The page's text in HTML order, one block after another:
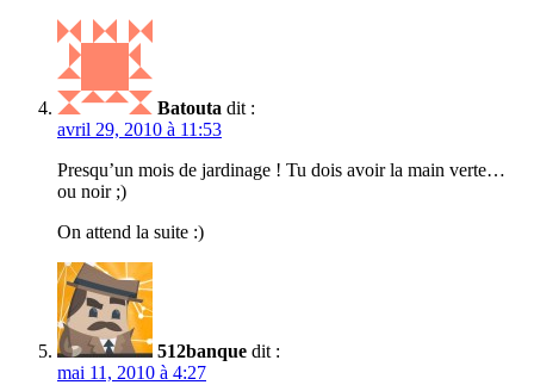
Batouta dit :
avril 29, 2010 à 11:53
Presqu’un mois de jardinage ! Tu dois avoir la main verte…
ou noir ;)
On attend la suite :)
512banque dit :
mai 11, 2010 à 4:27